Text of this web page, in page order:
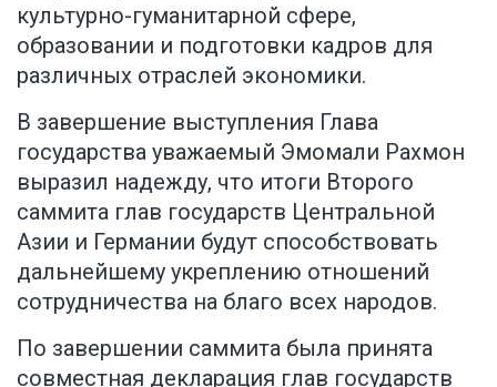
культурно-гуманитарной сфере,
образовании и подготовки кадров для
различных отраслей экономики.
В завершение выступления Глава
государства уважаемый Эмомали Рахмон
выразил надежду, что итоги Второго
саммита глав государств Центральной
Азии и Германии будут способствовать
дальнейшему укреплению отношений
сотрудничества на благо всех народов.
По завершении саммита была принята
совместная декларация глав государств